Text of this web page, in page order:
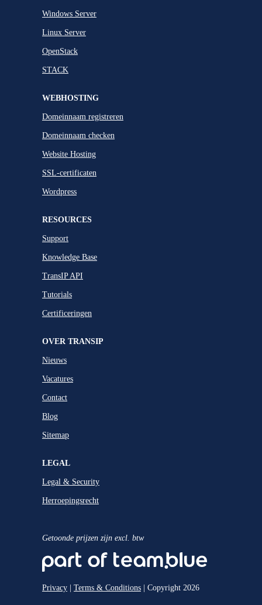
Windows Server
Linux Server
OpenStack
STACK
WEBHOSTING
Domeinnaam registreren
Domeinnaam checken
Website Hosting
SSL-certificaten
Wordpress
RESOURCES
Support
Knowledge Base
TransIP API
Tutorials
Certificeringen
OVER TRANSIP
Nieuws
Vacatures
Contact
Blog
Sitemap
LEGAL
Legal & Security
Herroepingsrecht
Getoonde prijzen zijn excl. btw
Privacy | Terms & Conditions | Copyright 2026